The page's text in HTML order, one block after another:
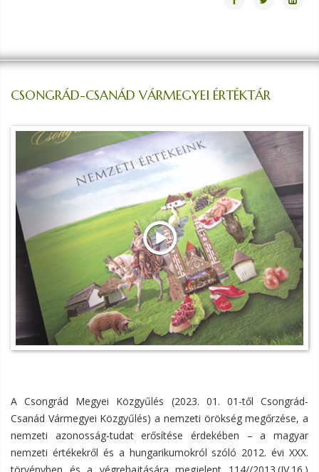
CSONGRÁD-CSANÁD VÁRMEGYEI ÉRTÉKTÁR
A Csongrád Megyei Közgyűlés (2023. 01. 01-től Csongrád-
Csanád Vármegyei Közgyűlés) a nemzeti örökség megőrzése, a
nemzeti azonosság-tudat erősítése érdekében – a magyar
nemzeti értékekről és a hungarikumokról szóló 2012. évi XXX.